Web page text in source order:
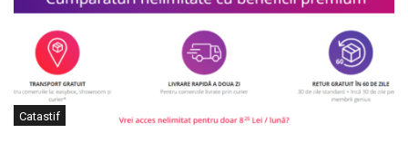
Catastif